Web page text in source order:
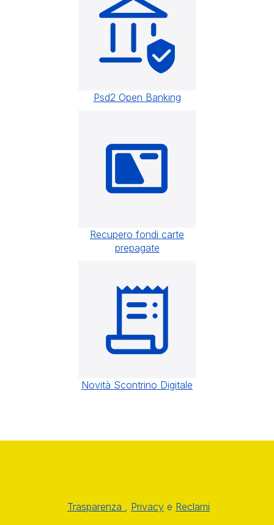
Psd2 Open Banking
Recupero fondi carte
prepagate
Novità Scontrino Digitale
Trasparenza , Privacy e Reclami